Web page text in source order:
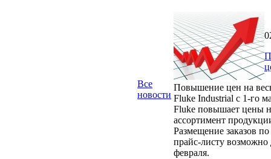
Все
новости
Повышение цен на
Fluke Industrial с 1-го
Fluke повышает цены
ассортимент
Размещение заказов
прайс-листу возможно
февраля.